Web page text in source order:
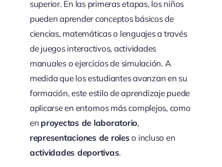
superior. En las primeras etapas, los niños
pueden aprender conceptos básicos de
ciencias, matemáticas o lenguajes a través
de juegos interactivos, actividades
manuales o ejercicios de simulación. A
medida que los estudiantes avanzan en su
formación, este estilo de aprendizaje puede
aplicarse en entornos más complejos, como
en proyectos de laboratorio,
representaciones de roleso incluso en
actividades deportivas.